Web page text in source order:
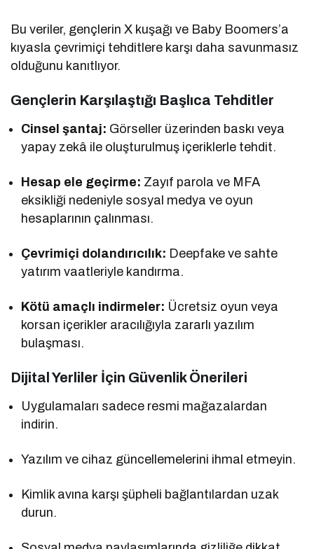
Bu veriler, gençlerin X kuşağı ve Baby Boomers’a
kıyasla çevrimiçi tehditlere karşı daha savunmasız
olduğunu kanıtlıyor.
Gençlerin Karşılaştığı Başlıca Tehditler
Cinsel şantaj: Görseller üzerinden baskı veya
yapay zekâ ile oluşturulmuş içeriklerle tehdit.
Hesap ele geçirme: Zayıf parola ve MFA
eksikliği nedeniyle sosyal medya ve oyun
hesaplarının çalınması.
Çevrimiçi dolandırıcılık: Deepfake ve sahte
yatırım vaatleriyle kandırma.
Kötü amaçlı indirmeler: Ücretsiz oyun veya
korsan içerikler aracılığıyla zararlı yazılım
bulaşması.
Dijital Yerliler İçin Güvenlik Önerileri
Uygulamaları sadece resmi mağazalardan
indirin.
Yazılım ve cihaz güncellemelerini ihmal etmeyin.
Kimlik avına karşı şüpheli bağlantılardan uzak
durun.